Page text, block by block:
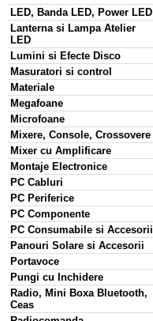
LED, Banda LED, Power LED
Lanterna si Lampa Atelier
LED
Lumini si Efecte Disco
Masuratori si control
Materiale
Megafoane
Microfoane
Mixere, Console, Crossovere
Mixer cu Amplificare
Montaje Electronice
PC Cabluri
PC Periferice
PC Componente
PC Consumabile si Accesorii
Panouri Solare si Accesorii
Portavoce
Pungi cu Inchidere
Radio, Mini Boxa Bluetooth,
Ceas